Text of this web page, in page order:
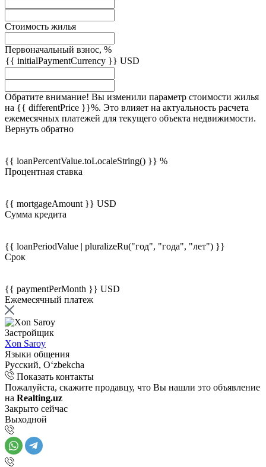
Стоимость жилья
Первоначальный взнос, %
{{ initialPaymentCurrency }} USD
Обратите внимание! Вы изменили параметр стоимости жилья
на {{ differentPrice }}%. Это влияет на актуальность расчета
ежемесячных платежей для текущего объекта недвижимости.
Вернуть обратно
{{ loanPercentValue.toLocaleString() }} %
Процентная ставка
{{ mortgageAmount }} USD
Сумма кредита
{{ loanPeriodValue | pluralizeRu("год", "года", "лет") }}
Срок
{{ paymentPerMonth }} USD
Ежемесячный платеж
Застройщик
Xon Saroy
Языки общения
Русский, Oʻzbekcha
Показать контакты
Пожалуйста, скажите продавцу, что Вы нашли это объявление
на Realting.uz
Закрыто сейчас
Выходной